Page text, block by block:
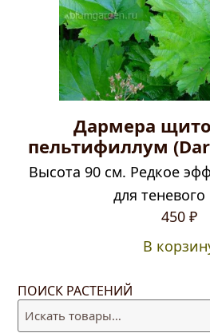
Дармера
пельтифиллум
Высота 90 см. Редкое
для теневого
450 ₽
В
ПОИСК РАСТЕНИЙ